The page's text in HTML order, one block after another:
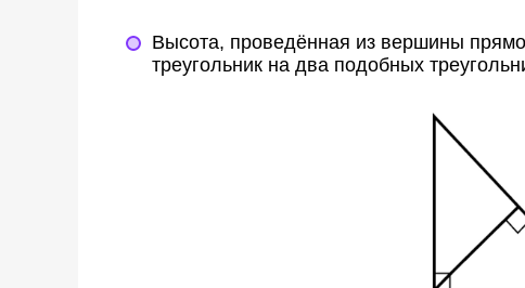
Высота, проведённая из вершины
треугольник на два подобных